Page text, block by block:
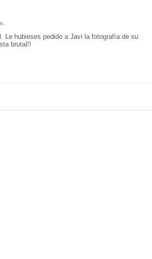
Le hubieses pedido a Javi la fotografía de su
brutal!!